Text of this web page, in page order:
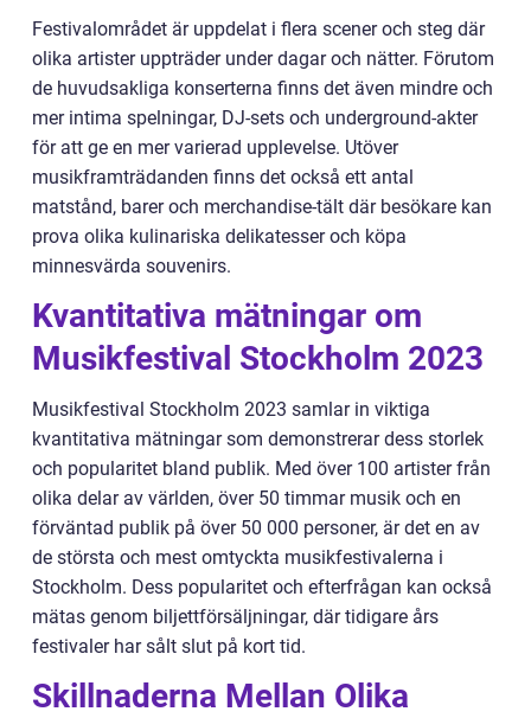
Festivalområdet är uppdelat i flera scener och steg där
olika artister uppträder under dagar och nätter. Förutom
de huvudsakliga konserterna finns det även mindre och
mer intima spelningar, DJ-sets och underground-akter
för att ge en mer varierad upplevelse. Utöver
musikframträdanden finns det också ett antal
matstånd, barer och merchandise-tält där besökare kan
prova olika kulinariska delikatesser och köpa
minnesvärda souvenirs.
Kvantitativa mätningar om
Musikfestival Stockholm 2023
Musikfestival Stockholm 2023 samlar in viktiga
kvantitativa mätningar som demonstrerar dess storlek
och popularitet bland publik. Med över 100 artister från
olika delar av världen, över 50 timmar musik och en
förväntad publik på över 50 000 personer, är det en av
de största och mest omtyckta musikfestivalerna i
Stockholm. Dess popularitet och efterfrågan kan också
mätas genom biljettförsäljningar, där tidigare års
festivaler har sålt slut på kort tid.
Skillnaderna Mellan Olika